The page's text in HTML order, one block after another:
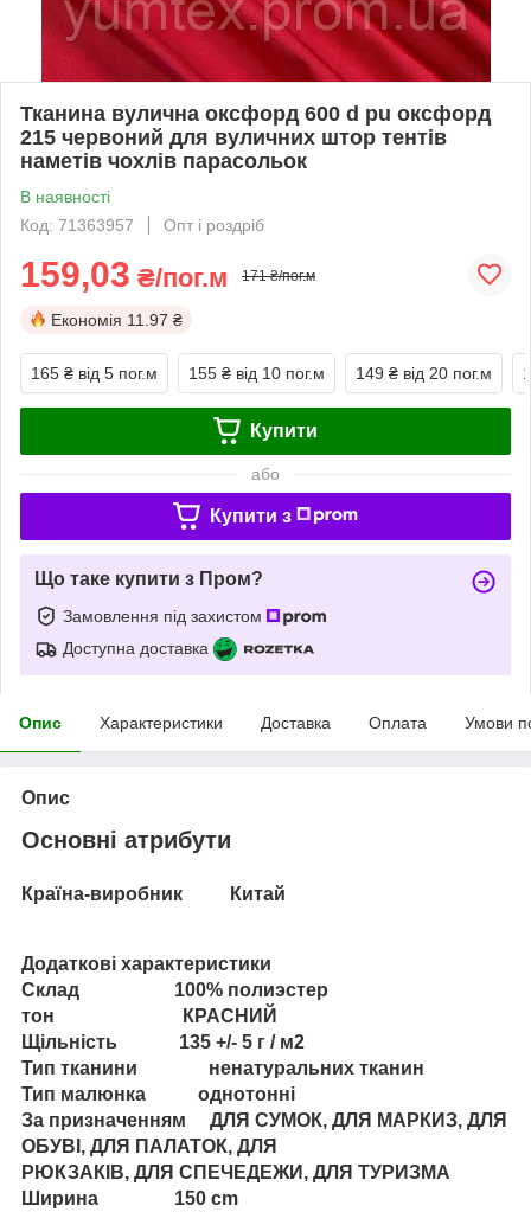
Тканина вулична оксфорд 600 d pu оксфорд
215 червоний для вуличних штор тентів
наметів чохлів парасольок
В наявності
Код: 71363957
Опт і роздріб
159,03 ₴/пог.м 171 ₴/пог.м
Економія 11.97 ₴
165 ₴ від 5 пог.м 155 ₴ від 10 пог.м 149 ₴ від 20 пог.м
Купити
або
Купити з
Що таке купити з Пром?
Замовлення під захистом
Доступна доставка
Опис Характеристики Доставка Оплата Умови
Опис
Основні атрибути
Країна-виробник Китай
Додаткові характеристики
Склад 100% полиэстер
тон КРАСНИЙ
Щільність 135 +/- 5 г / м2
Тип тканини ненатуральних тканин
Тип малюнка однотонні
За призначенням ДЛЯ СУМОК, ДЛЯ МАРКИЗ, ДЛЯ
ОБУВІ, ДЛЯ ПАЛАТОК, ДЛЯ
РЮКЗАКІВ, ДЛЯ СПЕЧЕДЕЖИ, ДЛЯ ТУРИЗМА
Ширина 150 cm